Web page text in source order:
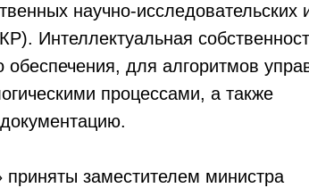
научно-исследовательских
Интеллектуальная
для алгоритмов
процессами, а также
заместителем министра